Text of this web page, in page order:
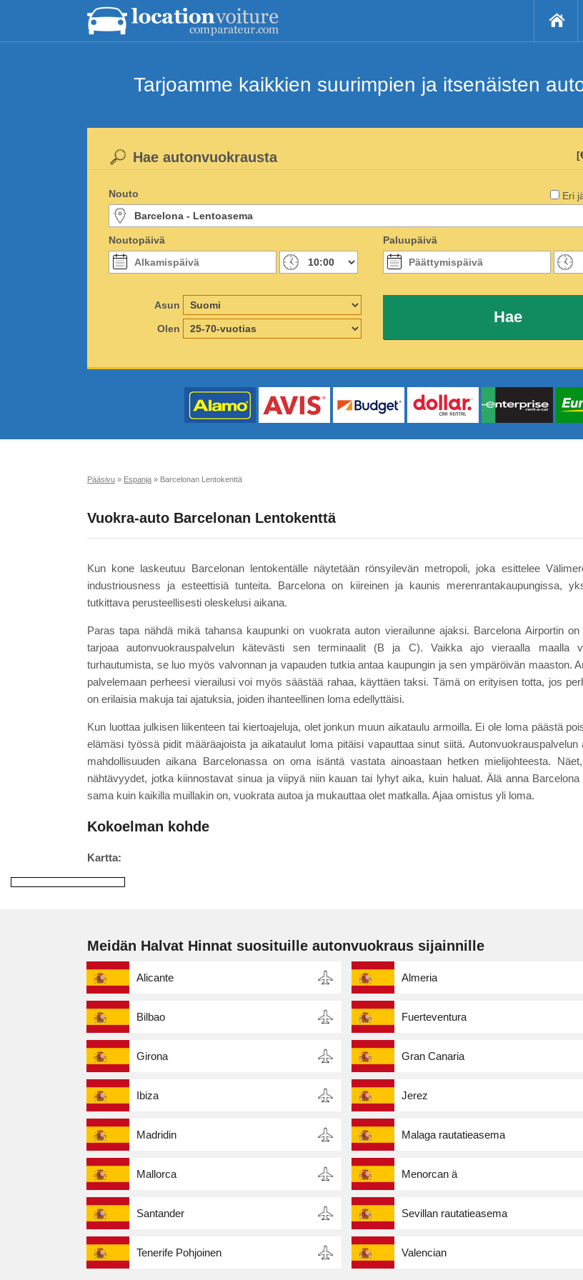
Tarjoamme kaikkien suurimpien ja itsenäisten
Eri
Hae autonvuokrausta
Nouto
Noutopäivä Paluupäivä
Asun
Olen
Hae
Pääsivu » Espanja » Barcelonan Lentokenttä
Vuokra-auto Barcelonan Lentokenttä
Kun kone laskeutuu Barcelonan lentokentälle näytetään rönsyilevän metropoli, joka esittelee
industriousness ja esteettisiä tunteita. Barcelona on kiireinen ja kaunis merenrantakaupungissa,
tutkittava perusteellisesti oleskelusi aikana.
Paras tapa nähdä mikä tahansa kaupunki on vuokrata auton vierailunne ajaksi. Barcelona Airportin
tarjoaa autonvuokrauspalvelun kätevästi sen terminaalit (B ja C). Vaikka ajo vieraalla maalla
turhautumista, se luo myös valvonnan ja vapauden tutkia antaa kaupungin ja sen ympäröivän maaston.
palvelemaan perheesi vierailusi voi myös säästää rahaa, käyttäen taksi. Tämä on erityisen totta, jos
on erilaisia makuja tai ajatuksia, joiden ihanteellinen loma edellyttäisi.
Kun luottaa julkisen liikenteen tai kiertoajeluja, olet jonkun muun aikataulu armoilla. Ei ole loma päästä
elämäsi työssä pidit määräajoista ja aikataulut loma pitäisi vapauttaa sinut siitä. Autonvuokrauspalvelun
mahdollisuuden aikana Barcelonassa on oma isäntä vastata ainoastaan hetken mielijohteesta.
nähtävyydet, jotka kiinnostavat sinua ja viipyä niin kauan tai lyhyt aika, kuin haluat. Älä anna
sama kuin kaikilla muillakin on, vuokrata autoa ja mukauttaa olet matkalla. Ajaa omistus yli loma.
Kokoelman kohde
Kartta:
Meidän Halvat Hinnat suosituille autonvuokraus sijainnille
Alicante Almeria
Bilbao Fuerteventura
Girona Gran Canaria
Ibiza Jerez
Madridin Malaga rautatieasema
Mallorca Menorcan ä
Santander Sevillan rautatieasema
Tenerife Pohjoinen Valencian